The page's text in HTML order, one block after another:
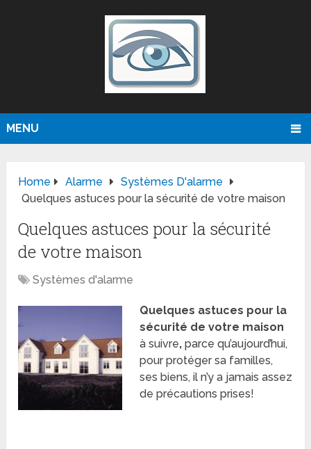
MENU
Home Alarme
Systèmes D'alarme
Quelques astuces pour la sécurité de votre maison
Quelques astuces pour la sécurité
de votre maison
Systèmes d'alarme
Quelques astuces pour la
sécurité de votre maison
à suivre,parce qu’aujourd’hui,
pour protéger sa familles,
ses biens, il n’y a jamais assez
de précautions prises!